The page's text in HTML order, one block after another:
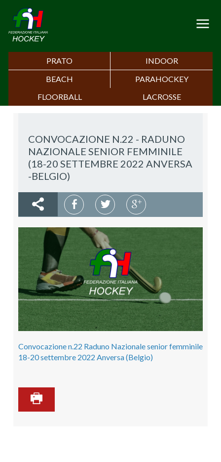
PRATO
INDOOR
BEACH
PARAHOCKEY
FLOORBALL
LACROSSE
CONVOCAZIONE N.22 - RADUNO
NAZIONALE SENIOR FEMMINILE
(18-20 SETTEMBRE 2022 ANVERSA
-BELGIO)
Convocazione n.22 Raduno Nazionale senior femminile
18-20 settembre 2022 Anversa (Belgio)